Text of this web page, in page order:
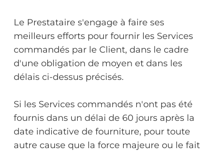
Le Prestataire s'engage à faire ses
meilleurs efforts pour fournir les Services
commandés par le Client, dans le cadre
d'une obligation de moyen et dans les
délais ci-dessus précisés.
Si les Services commandés n'ont pas été
fournis dans un délai de 60 jours après la
date indicative de fourniture, pour toute
autre cause que la force majeure ou le fait